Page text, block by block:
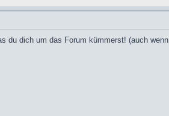
du dich um das Forum kümmerst! (auch